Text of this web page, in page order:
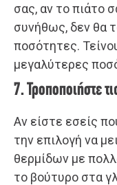
σας, αν το πιάτο
συνήθως, δεν θα
ποσότητες.
μεγαλύτερες
7. Τροποποιήστε
Αν είστε εσείς
την επιλογή να
θερμίδων με
το βούτυρο στα